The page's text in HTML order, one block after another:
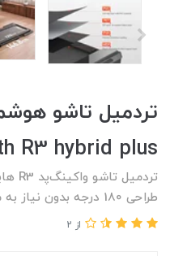
تردمیل تاشو
R3 hybrid plus
طراحی 180 درجه بدون نیاز به مونتاژ
از 2